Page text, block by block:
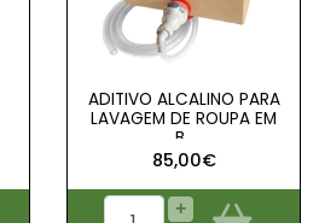
ADITIVO ALCALINO PARA
LAVAGEM DE ROUPA EM
B..
85,00€
+